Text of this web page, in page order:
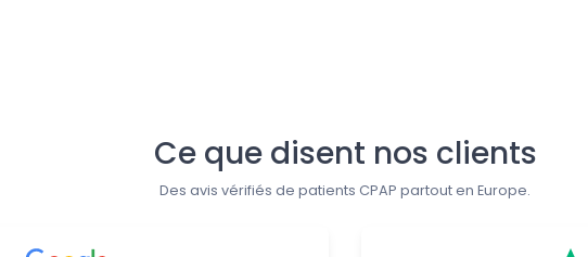
Ce que disent nos clients
Des avis vérifiés de patients CPAP partout en Europe.